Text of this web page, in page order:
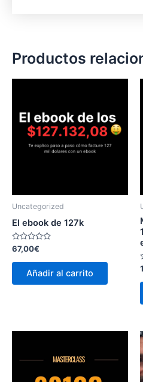
Productos
Uncategorized
El ebook de 127k
Valorado
con
0
67,00€
Añadir al carrito